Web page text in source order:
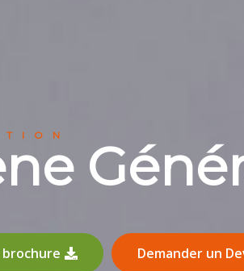
Demander un